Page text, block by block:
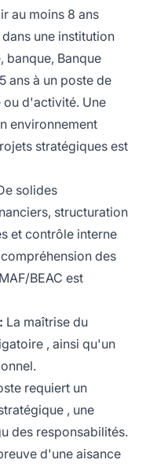
au moins 8 ans
une institution
banque, Banque
ans à un poste de
d'activité. Une
environnement
stratégiques est
solides
structuration
et contrôle interne
des
BEAC est
La maîtrise du
, ainsi qu'un
requiert un
, une
des responsabilités.
d'une aisance